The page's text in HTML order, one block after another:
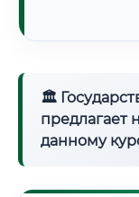
🏛
предлагает
данному